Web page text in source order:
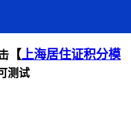
【 上海居住证积分模
测试